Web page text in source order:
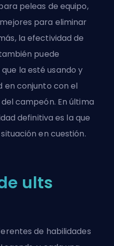
peleas de equipo,
para eliminar
la efectividad de
puede
la esté usando y
en conjunto con el
campeón. En última
definitiva es la que
en cuestión.
ults
de habilidades